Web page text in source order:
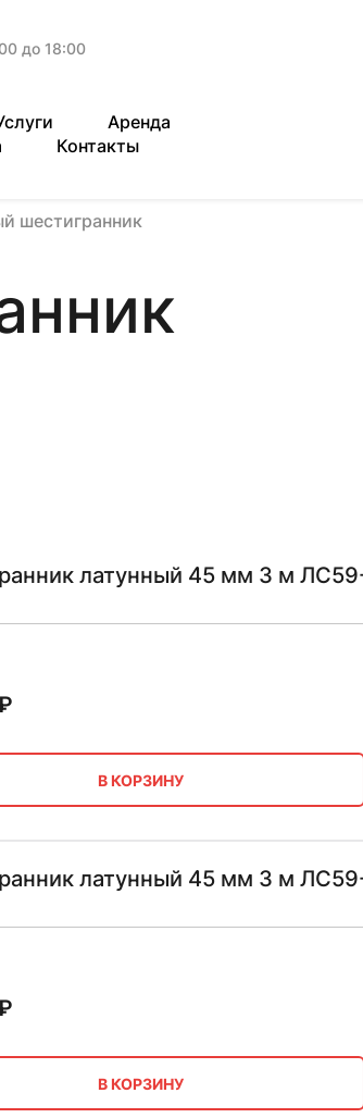
до 18:00
Аренда
Контакты
шестигранник
латунный 45 мм 3 м
В КОРЗИНУ
латунный 45 мм 3 м
В КОРЗИНУ